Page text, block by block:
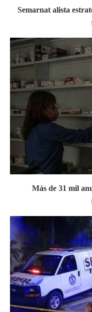
Semarnat alista
Más de 31 mil